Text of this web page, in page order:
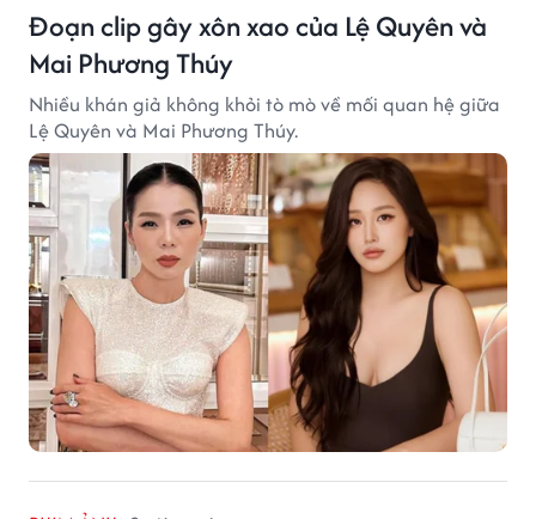
Đoạn clip gây xôn xao của Lệ Quyên và
Mai Phương Thúy
Nhiều khán giả không khỏi tò mò về mối quan hệ giữa
Lệ Quyên và Mai Phương Thúy.